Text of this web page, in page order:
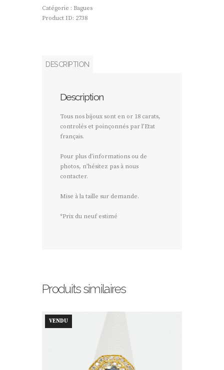
Catégorie : Bagues
Product ID: 2738
DESCRIPTION
Description
Tous nos bijoux sont en or 18 carats,
controlés et poinçonnés par l’Etat
français.
Pour plus d’informations ou de
photos, n’hésitez pas à nous
contacter.
Mise à la taille sur demande.
*Prix du neuf estimé
Produits similaires
VENDU